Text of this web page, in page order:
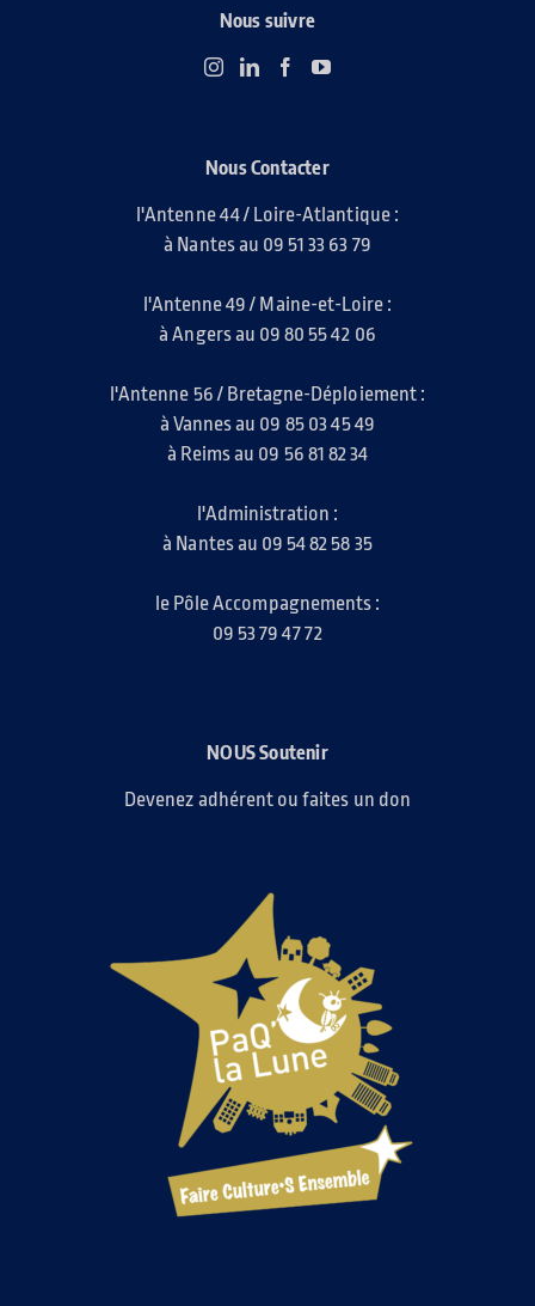
Nous suivre
Nous Contacter
l'Antenne 44 / Loire-Atlantique :
à Nantes au 09 51 33 63 79
l'Antenne 49 / Maine-et-Loire :
à Angers au 09 80 55 42 06
l'Antenne 56 / Bretagne-Déploiement :
à Vannes au 09 85 03 45 49
à Reims au 09 56 81 82 34
l'Administration :
à Nantes au 09 54 82 58 35
le Pôle Accompagnements :
09 53 79 47 72
NOUS Soutenir
Devenez adhérent ou faites un don